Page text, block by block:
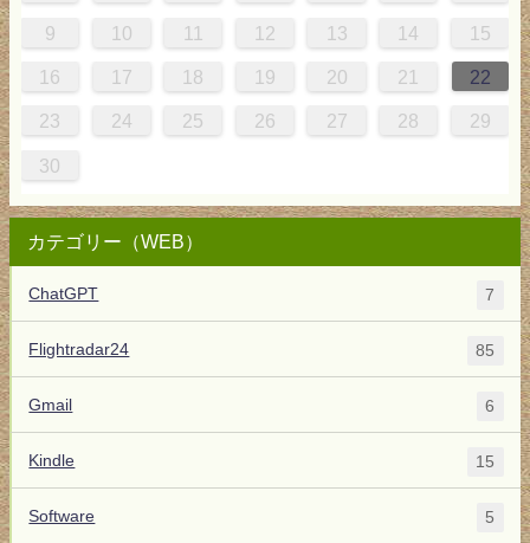
9 10 11 12 13 14 15
16 17 18 19 20 21 22
23 24 25 26 27 28 29
30
カテゴリー（WEB）
ChatGPT 7
Flightradar24 85
Gmail 6
Kindle 15
Software 5